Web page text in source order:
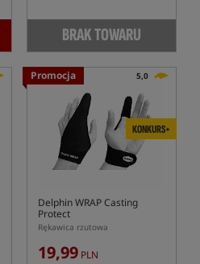
BRAK TOWARU
Promocja 5,0
KONKURS+
Delphin WRAP Casting
Protect
Rękawica rzutowa
19,99 PLN